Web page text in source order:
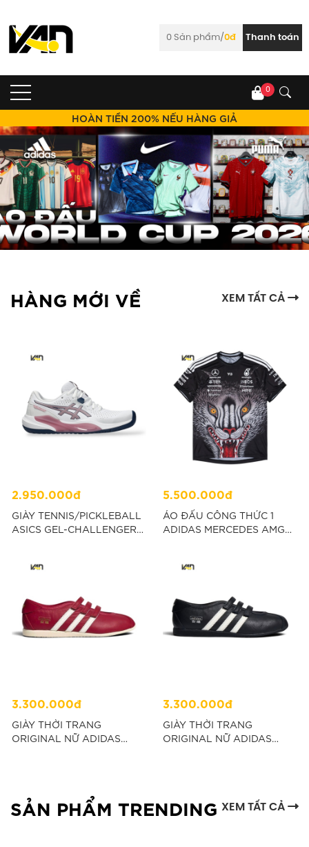
0 Sản phẩm/0đ Thanh toán
0
HOÀN TIỀN 200% NẾU HÀNG GIẢ
HÀNG MỚI VỀ XEM TẤT CẢ
2.950.000đ
GIÀY TENNIS/PICKLEBALL
ASICS GEL-CHALLENGER
5.500.000đ
ÁO ĐẤU CÔNG THỨC 1
ADIDAS MERCEDES AMG
3.300.000đ
GIÀY THỜI TRANG
ORIGINAL NỮ ADIDAS
3.300.000đ
GIÀY THỜI TRANG
ORIGINAL NỮ ADIDAS
SẢN PHẨM TRENDING XEM TẤT CẢ